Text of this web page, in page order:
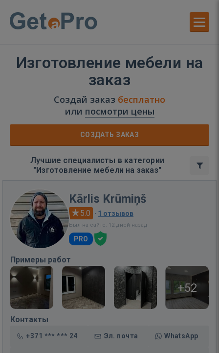
Изготовление мебели на
заказ
Создай заказ бесплатно
или посмотри цены
СОЗДАТЬ ЗАКАЗ
Лучшие специалисты в категории
"Изготовление мебели на заказ"
Kārlis Krūmiņš
5.0 · 1 отзывов
Был на сайте: 12 дней назад
PRO
Примеры работ
+52
Контакты
+371 *** *** 24 Эл. почта WhatsApp